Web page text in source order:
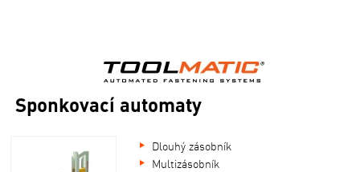
Sponkovací automaty
Dlouhý zásobník
Multizásobník